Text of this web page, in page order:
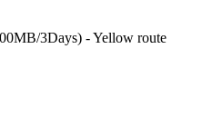
3Days) - Yellow route